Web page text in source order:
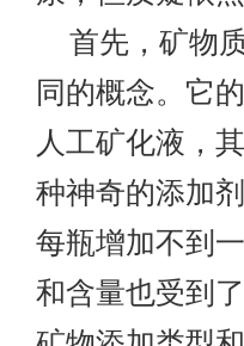
首先，矿物
同的概念。它
人工矿化液，
种神奇的添加
每瓶增加不到
和含量也受到